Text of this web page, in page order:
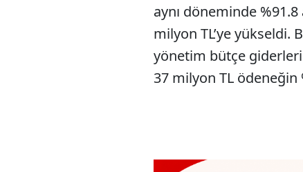
aynı döneminde
milyon TL’ye yükseldi.
yönetim bütçe
37 milyon TL ödeneğin